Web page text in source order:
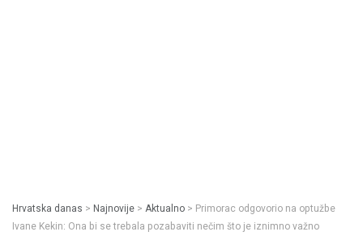
Hrvatska danas > Najnovije > Aktualno > Primorac odgovorio na optužbe
Ivane Kekin: Ona bi se trebala pozabaviti nečim što je iznimno važno